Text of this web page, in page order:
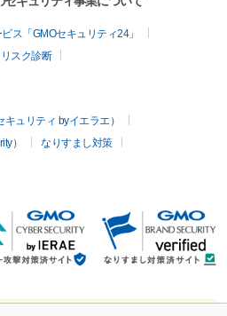
ス「GMOセキュリティ24」
スク診断
ュリティ byイエラエ）
）
なりすまし対策